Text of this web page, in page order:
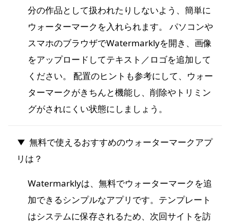
分の作品として扱われたりしないよう、簡単に
ウォーターマークを入れられます。 パソコンや
スマホのブラウザでWatermarklyを開き、画像
をアップロードしてテキスト／ロゴを追加して
ください。 配置のヒントも参考にして、ウォー
ターマークがきちんと機能し、削除やトリミン
グがされにくい状態にしましょう。
無料で使えるおすすめのウォーターマークアプ
リは？
Watermarklyは、無料でウォーターマークを追
加できるシンプルなアプリです。テンプレート
はシステムに保存されるため、次回サイトを訪